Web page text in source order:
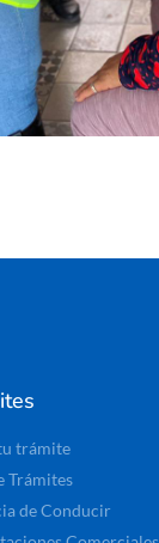
trámite
Trámites
de Conducir